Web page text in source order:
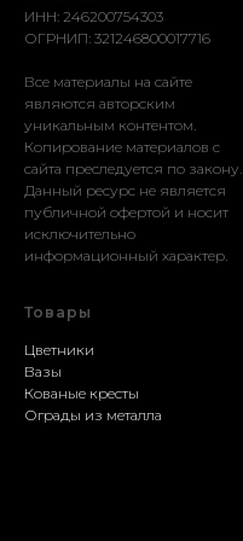
ИНН: 246200754303
ОГРНИП: 321246800017716
Все материалы на сайте
являются авторским
уникальным контентом.
Копирование материалов с
сайта преследуется по закону.
Данный ресурс не является
публичной офертой и носит
исключительно
информационный характер.
Товары
Цветники
Вазы
Кованые кресты
Ограды из металла